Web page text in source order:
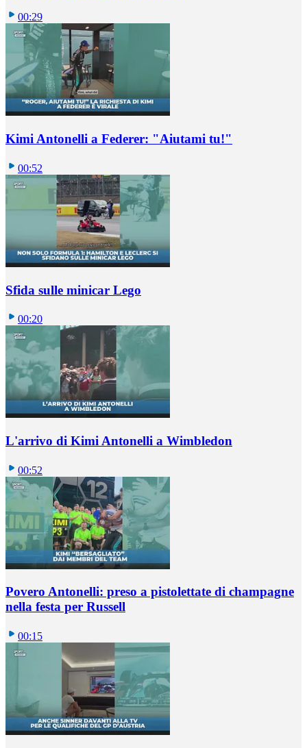
00:29
Kimi Antonelli a Federer: "Aiutami tu!"
00:52
Sfida sulle minicar Lego
00:20
L'arrivo di Kimi Antonelli a Wimbledon
00:52
Povero Antonelli: preso a pistolettate di champagne
nella festa per Russell
00:15